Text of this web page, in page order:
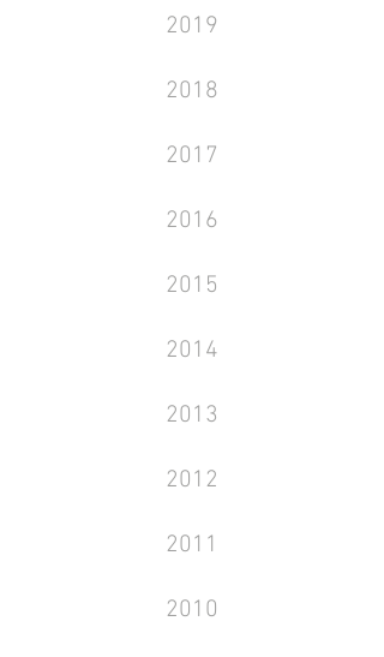
2019
2018
2017
2016
2015
2014
2013
2012
2011
2010